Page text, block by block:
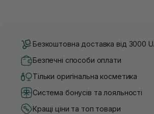
Безкоштовна доставка від 3000
Безпечні способи оплати
Тільки оригінальна косметика
Система бонусів та лояльності
Кращі ціни та топ товари